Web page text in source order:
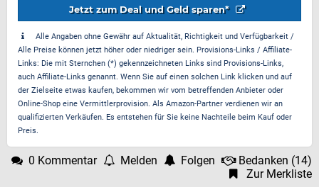
Jetzt zum Deal und Geld sparen*
Alle Angaben ohne Gewähr auf Aktualität, Richtigkeit und Verfügbarkeit /
Alle Preise können jetzt höher oder niedriger sein. Provisions-Links / Affiliate-
Links: Die mit Sternchen (*) gekennzeichneten Links sind Provisions-Links,
auch Affiliate-Links genannt. Wenn Sie auf einen solchen Link klicken und auf
der Zielseite etwas kaufen, bekommen wir vom betreffenden Anbieter oder
Online-Shop eine Vermittlerprovision. Als Amazon-Partner verdienen wir an
qualifizierten Verkäufen. Es entstehen für Sie keine Nachteile beim Kauf oder
Preis.
0 Kommentar Melden Folgen Bedanken (14)
Zur Merkliste